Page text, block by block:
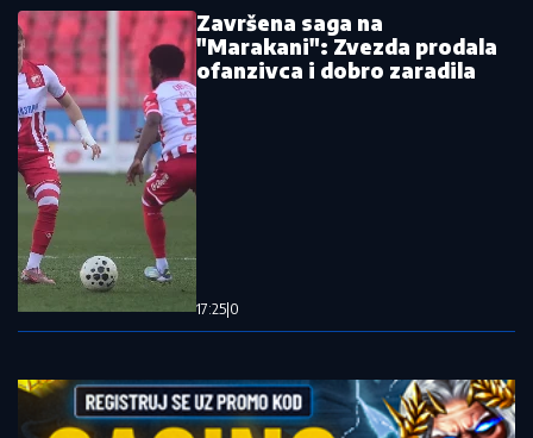
Završena saga na
"Marakani": Zvezda prodala
ofanzivca i dobro zaradila
17:25 0